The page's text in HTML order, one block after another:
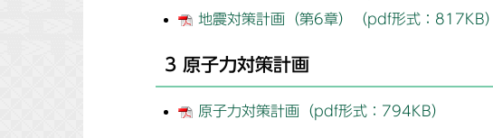
地震対策計画（第6章）（pdf形式：817KB）
3 原子力対策計画
原子力対策計画（pdf形式：794KB）